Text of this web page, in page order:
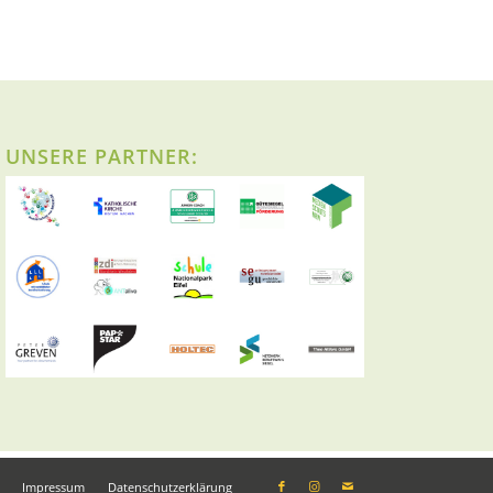
UNSERE PARTNER:
Impressum Datenschutzerklärung